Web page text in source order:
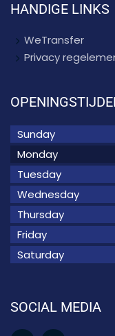
HANDIGE LINKS
WeTransfer
Privacy
Sunday
Monday
Tuesday
Wednesday
Thursday
Friday
Saturday
SOCIAL MEDIA